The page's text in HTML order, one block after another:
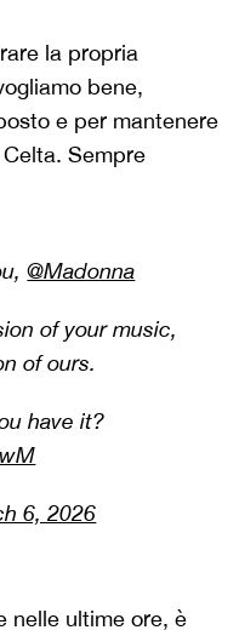
la propria
bene,
e per mantenere
Sempre
@Madonna
of your music,
of ours.
have it?
6, 2026
nelle ultime ore, è